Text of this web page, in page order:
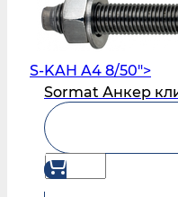
S‑KAH A4 8/50">
Sormat Анкер